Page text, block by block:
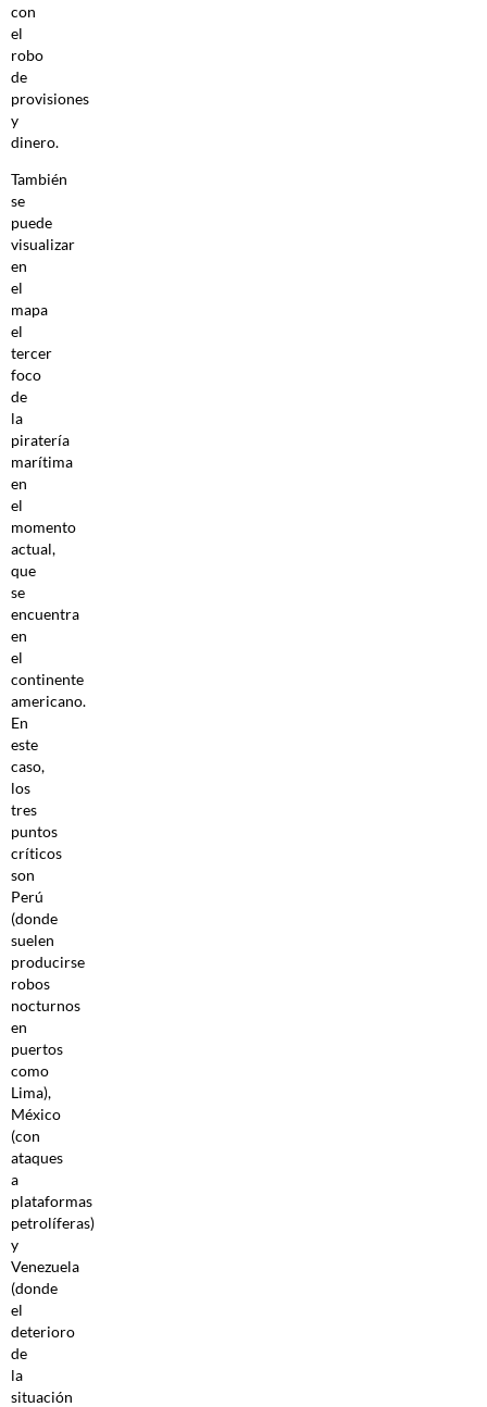
con
el
robo
de
provisiones
y
dinero.
También
se
puede
visualizar
en
el
mapa
el
tercer
foco
de
la
piratería
marítima
en
el
momento
actual,
que
se
encuentra
en
el
continente
americano.
En
este
caso,
los
tres
puntos
críticos
son
Perú
(donde
suelen
producirse
robos
nocturnos
en
puertos
como
Lima),
México
(con
ataques
a
plataformas
petrolíferas)
y
Venezuela
(donde
el
deterioro
de
la
situación